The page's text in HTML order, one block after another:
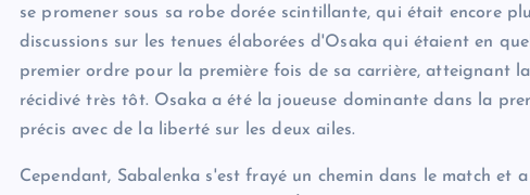
se promener sous sa robe dorée scintillante, qui était encore
discussions sur les tenues élaborées d'Osaka qui étaient en
premier ordre pour la première fois de sa carrière, atteignant
récidivé très tôt. Osaka a été la joueuse dominante dans la
précis avec de la liberté sur les deux ailes.
Cependant, Sabalenka s'est frayé un chemin dans le match et